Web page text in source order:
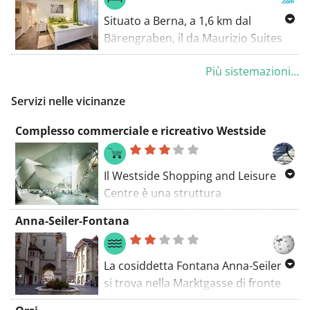
Situato a Berna, a 1,6 km dal
Bärengraben, il da Maurizio Suites
offre camere anallergiche, il check-
in/out express, un giardino, una
aree.
Più sistemazioni...
Servizi nelle vicinanze
Complesso commerciale e ricreativo Westside
Il Westside Shopping and Leisure
Centre è una struttura
multifunzionale con negozi,
ristoranti, una piscina, spazi per
conferenze, residenze, un hotel,
centri fitness e un cinema. È stato
progettato dall'architetto
internazionale Daniel Libeskind ed è
Anna-Seiler-Fontana
La cosiddetta Fontana Anna-Seiler
si trova nella Marktgasse di fronte
alla Torre del Carcere e fa parte del